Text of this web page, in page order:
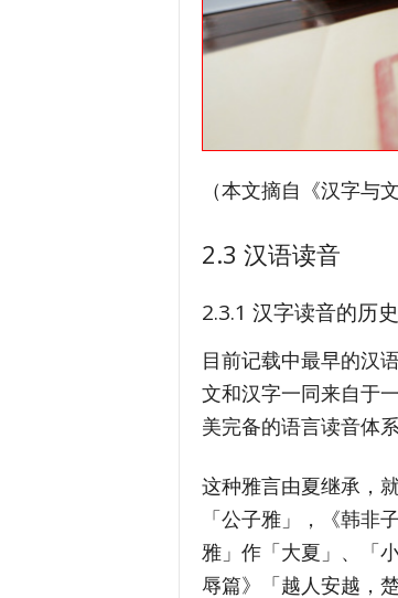
（本文摘自《汉字与
2.3 汉语读音
2.3.1 汉字读音的历
目前记载中最早的汉
文和汉字一同来自于
美完备的语言读音体系
这种雅言由夏继承，
「公子雅」，《韩非
雅」作「大夏」、「
辱篇》「越人安越，